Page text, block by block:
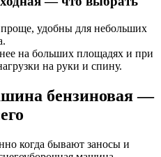
удобны для небольших
на больших площадях и при
на руки и спину.
бензиновая —
когда бывают заносы и